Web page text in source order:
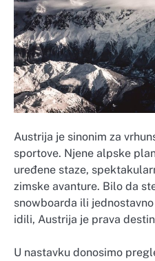
Austrija je sinonim za
sportove. Njene alpske
uređene staze,
zimske avanture. Bilo da
snowboarda ili
idili, Austrija je prava
U nastavku donosimo